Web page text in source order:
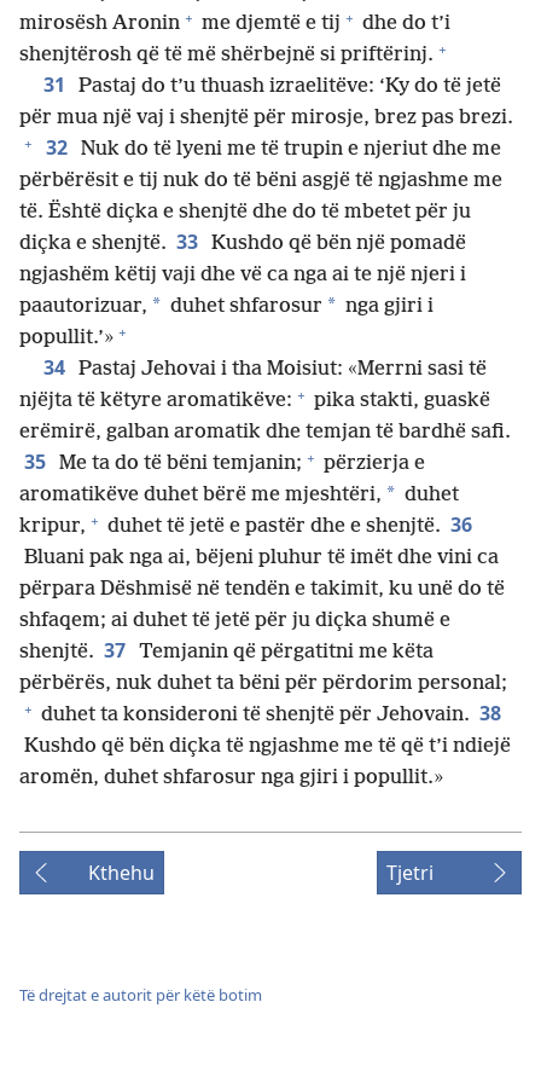
mirosësh Aronin + me djemtë e tij + dhe do t’i
shenjtërosh që të më shërbejnë si priftërinj. +
31
Pastaj do t’u thuash izraelitëve: ‘Ky do të jetë
për mua një vaj i shenjtë për mirosje, brez pas brezi.
+ 32 Nuk do të lyeni me të trupin e njeriut dhe me
përbërësit e tij nuk do të bëni asgjë të ngjashme me
të. Është diçka e shenjtë dhe do të mbetet për ju
diçka e shenjtë. 33 Kushdo që bën një pomadë
ngjashëm këtij vaji dhe vë ca nga ai te një njeri i
paautorizuar, * duhet shfarosur * nga gjiri i
popullit.’» +
34 Pastaj Jehovai i tha Moisiut: «Merrni sasi të
njëjta të këtyre aromatikëve: + pika stakti, guaskë
erëmirë, galban aromatik dhe temjan të bardhë safi.
35 Me ta do të bëni temjanin; + përzierja e
aromatikëve duhet bërë me mjeshtëri, * duhet
kripur, + duhet të jetë e pastër dhe e shenjtë. 36
Bluani pak nga ai, bëjeni pluhur të imët dhe vini ca
përpara Dëshmisë në tendën e takimit, ku unë do të
shfaqem; ai duhet të jetë për ju diçka shumë e
shenjtë. 37 Temjanin që përgatitni me këta
përbërës, nuk duhet ta bëni për përdorim personal;
+ duhet ta konsideroni të shenjtë për Jehovain. 38
Kushdo që bën diçka të ngjashme me të që t’i ndiejë
aromën, duhet shfarosur nga gjiri i popullit.»
Kthehu Tjetri
Të drejtat e autorit për këtë botim